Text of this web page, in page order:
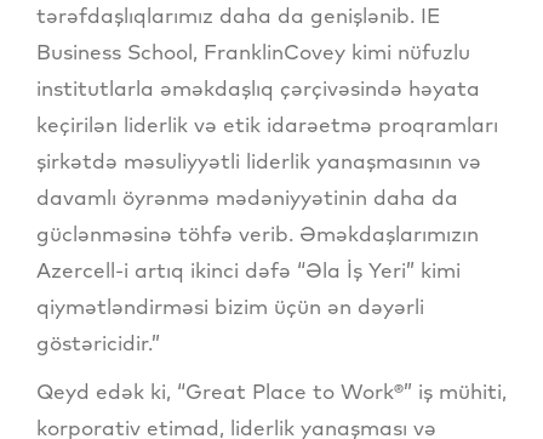
tərəfdaşlıqlarımız daha da genişlənib. IE
Business School, FranklinCovey kimi nüfuzlu
institutlarla əməkdaşlıq çərçivəsində həyata
keçirilən liderlik və etik idarəetmə proqramları
şirkətdə məsuliyyətli liderlik yanaşmasının və
davamlı öyrənmə mədəniyyətinin daha da
güclənməsinə töhfə verib. Əməkdaşlarımızın
Azercell-i artıq ikinci dəfə “Əla İş Yeri” kimi
qiymətləndirməsi bizim üçün ən dəyərli
göstəricidir.”
Qeyd edək ki, “Great Place to Work®” iş mühiti,
korporativ etimad, liderlik yanaşması və